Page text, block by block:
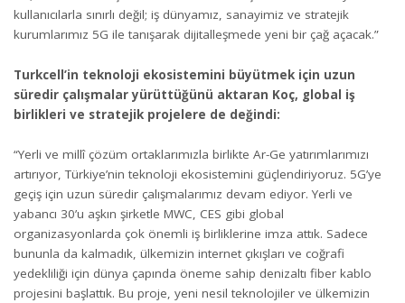
kullanıcılarla sınırlı değil; iş dünyamız, sanayimiz ve stratejik
kurumlarımız 5G ile tanışarak dijitalleşmede yeni bir çağ açacak.”
Turkcell’in teknoloji ekosistemini büyütmek için uzun
süredir çalışmalar yürüttüğünü aktaran Koç, global iş
birlikleri ve stratejik projelere de değindi:
“Yerli ve millî çözüm ortaklarımızla birlikte Ar-Ge yatırımlarımızı
artırıyor, Türkiye’nin teknoloji ekosistemini güçlendiriyoruz. 5G’ye
geçiş için uzun süredir çalışmalarımız devam ediyor. Yerli ve
yabancı 30’u aşkın şirketle MWC, CES gibi global
organizasyonlarda çok önemli iş birliklerine imza attık. Sadece
bununla da kalmadık, ülkemizin internet çıkışları ve coğrafi
yedekliliği için dünya çapında öneme sahip denizaltı fiber kablo
projesini başlattık. Bu proje, yeni nesil teknolojiler ve ülkemizin